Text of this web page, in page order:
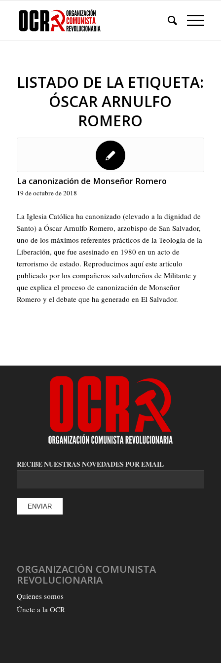
LISTADO DE LA ETIQUETA:
ÓSCAR ARNULFO
ROMERO
La canonización de Monseñor Romero
19 de octubre de 2018
La Iglesia Católica ha canonizado (elevado a la dignidad de
Santo) a Óscar Arnulfo Romero, arzobispo de San Salvador,
uno de los máximos referentes prácticos de la Teología de la
Liberación, que fue asesinado en 1980 en un acto de
terrorismo de estado. Reproducimos aquí este artículo
publicado por los compañeros salvadoreños de Militante y
que explica el proceso de canonización de Monseñor
Romero y el debate que ha generado en El Salvador.
RECIBE NUESTRAS NOVEDADES POR EMAIL
ORGANIZACIÓN COMUNISTA
REVOLUCIONARIA
Quienes somos
Únete a la OCR